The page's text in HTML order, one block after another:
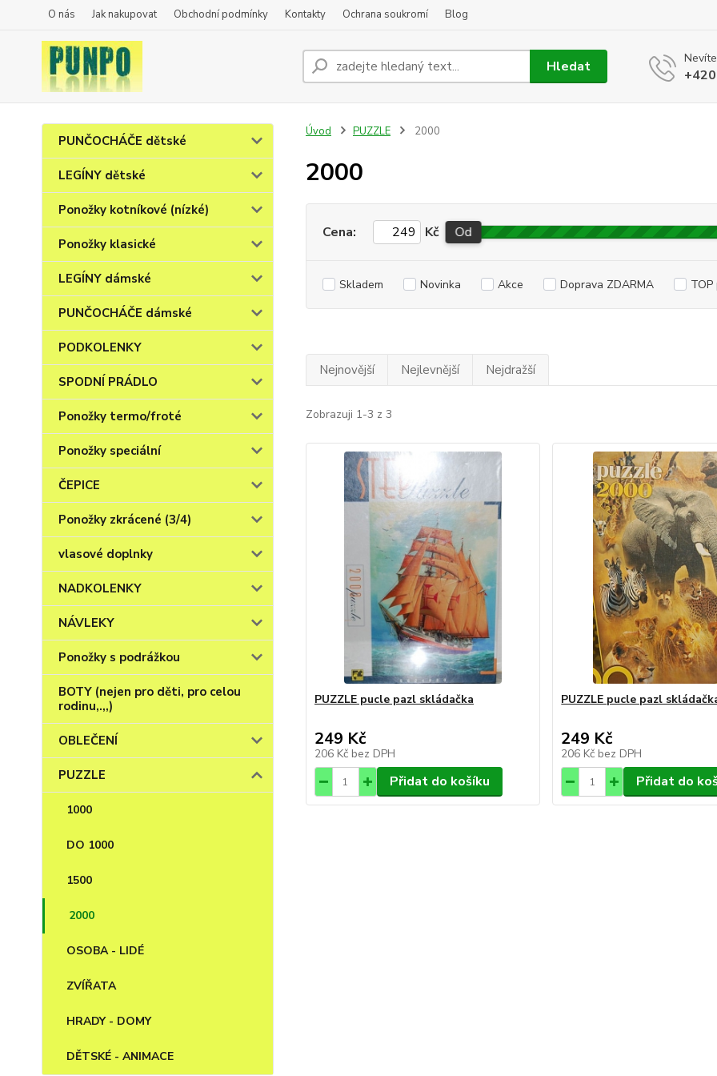
O nás Jak nakupovat Obchodní podmínky Kontakty Ochrana soukromí Blog
Hledat
PUNČOCHÁČE dětské
LEGÍNY dětské
Ponožky kotníkové (nízké)
Ponožky klasické
LEGÍNY dámské
PUNČOCHÁČE dámské
PODKOLENKY
SPODNÍ PRÁDLO
Ponožky termo/froté
Ponožky speciální
ČEPICE
Ponožky zkrácené (3/4)
vlasové doplnky
NADKOLENKY
NÁVLEKY
Ponožky s podrážkou
BOTY (nejen pro děti, pro celou
rodinu,.,,)
OBLEČENÍ
PUZZLE
1000
DO 1000
1500
2000
OSOBA - LIDÉ
ZVÍŘATA
HRADY - DOMY
DĚTSKÉ - ANIMACE
Úvod PUZZLE 2000
2000
Cena: Kč Od
Skladem Novinka Akce Doprava ZDARMA
Nejnovější Nejlevnější Nejdražší
Zobrazuji 1-3 z 3
PUZZLE pucle pazl skládačka
249 Kč
206 Kč bez DPH
Přidat do košíku
PUZZLE pucle pazl
249 Kč
206 Kč bez DPH
Přidat do